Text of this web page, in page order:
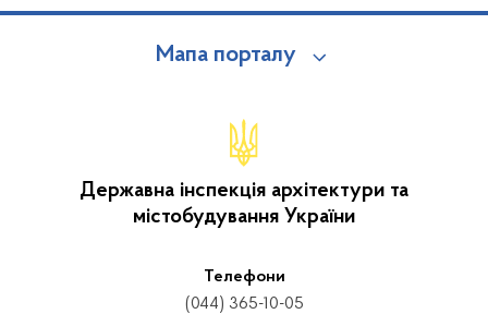
Мапа порталу
Державна інспекція архітектури та
містобудування України
Телефони
(044) 365-10-05